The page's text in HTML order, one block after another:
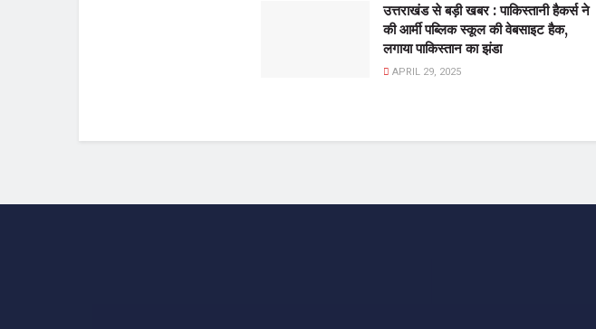
उत्तराखंड से बड़ी खबर : पाकिस्तानी हैकर्स ने
की आर्मी पब्लिक स्कूल की वेबसाइट हैक,
लगाया पाकिस्तान का झंडा
APRIL 29, 2025